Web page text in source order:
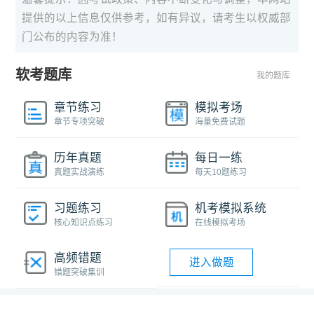
提供的以上信息仅供参考，如有异议，请考生以权威部
门公布的内容为准！
软考题库 我的题库
章节练习
章节专项突破
模拟考场
海量免费试题
历年真题
真题实战演练
每日一练
每天10题练习
习题练习
核心知识点练习
机考模拟系统
在线模拟考场
高频错题
错题突破集训
进入做题